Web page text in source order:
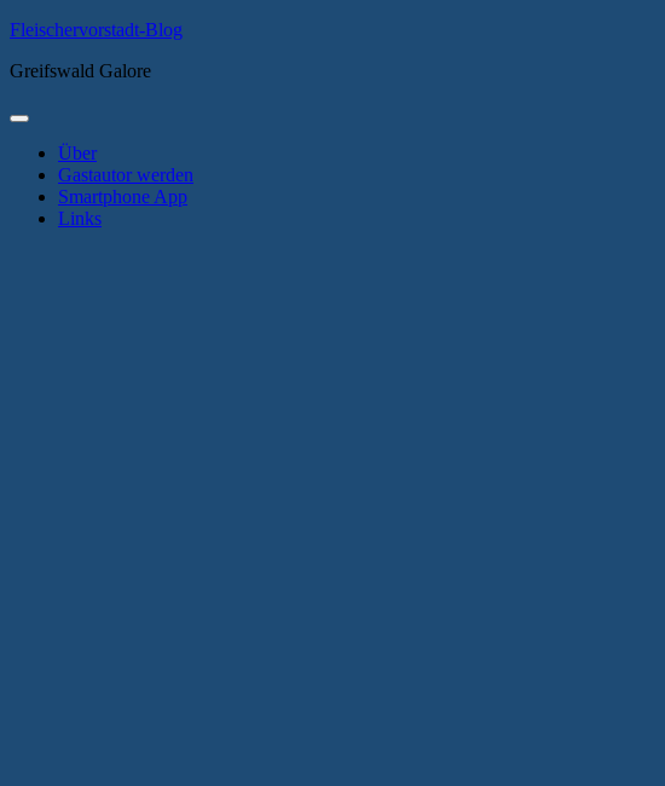
Zum
springen
Fleischervorstadt-Blog
Greifswald Galore
Primäres
Über
Gastautor werden
Smartphone App
Links